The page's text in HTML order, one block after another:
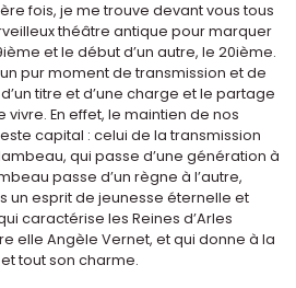
fois, je me trouve devant vous tous
théâtre antique pour marquer
et le début d’un autre, le 20ième.
pur moment de transmission et de
titre et d’une charge et le partage
vivre. En effet, le maintien de nos
capital : celui de la transmission
qui passe d’une génération à
passe d’un règne à l’autre,
un esprit de jeunesse éternelle et
caractérise les Reines d’Arles
elle Angèle Vernet, et qui donne à la
tout son charme.